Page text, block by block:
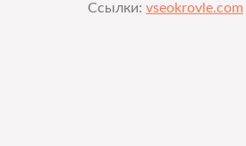
Ссылки: vseokrovle.com